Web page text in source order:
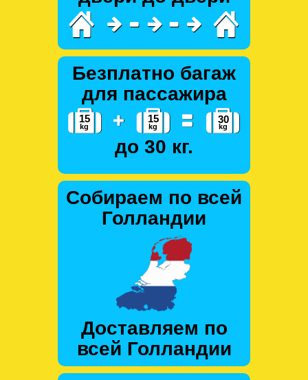
Безплатно багаж
для пассажира
до 30 кг.
Собираем по всей
Голландии
Доставляем по
всей Голландии